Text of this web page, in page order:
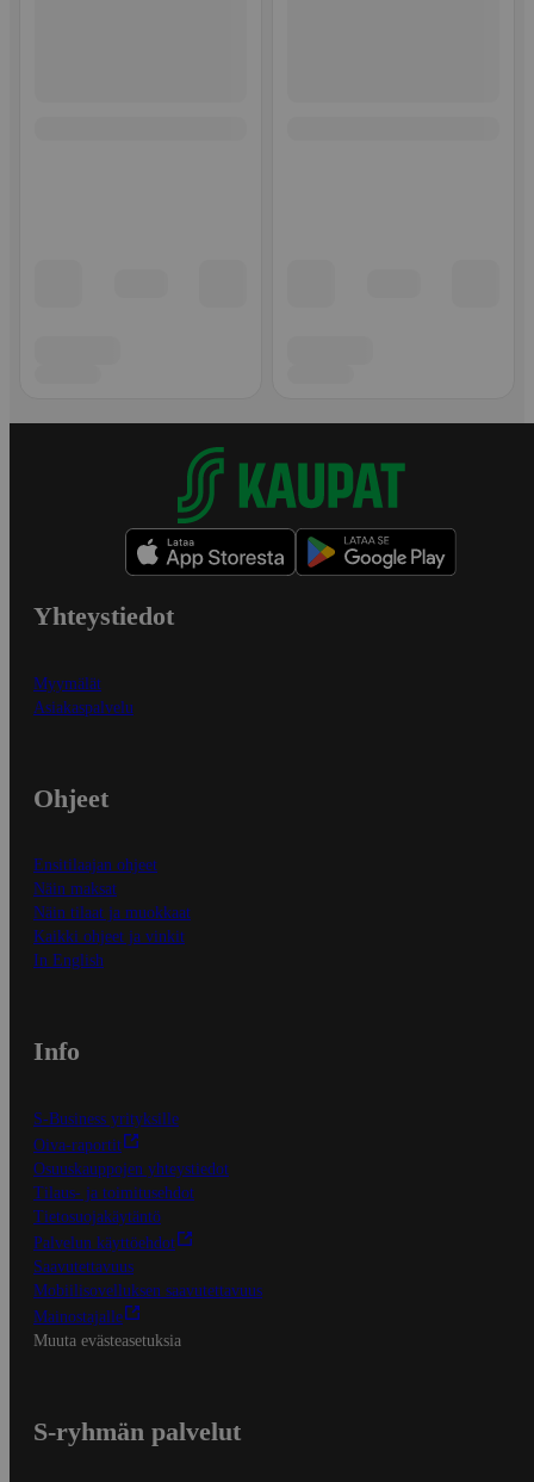
Yhteystiedot
Myymälät
Asiakaspalvelu
Ohjeet
Ensitilaajan ohjeet
Näin maksat
Näin tilaat ja muokkaat
Kaikki ohjeet ja vinkit
In English
Info
S-Business yrityksille
Oiva-raportit
Osuuskauppojen yhteystiedot
Tilaus- ja toimitusehdot
Tietosuojakäytäntö
Palvelun käyttöehdot
Saavutettavuus
Mobiilisovelluksen saavutettavuus
Mainostajalle
Muuta evästeasetuksia
S-ryhmän palvelut